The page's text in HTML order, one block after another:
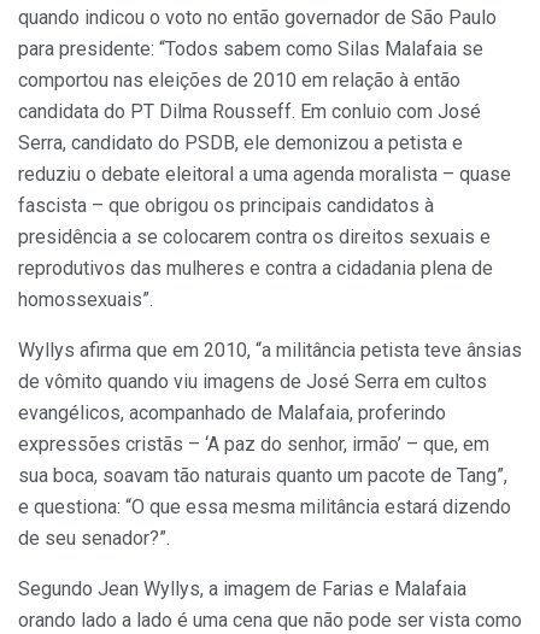
quando indicou o voto no então governador de São Paulo
para presidente: “Todos sabem como Silas Malafaia se
comportou nas eleições de 2010 em relação à então
candidata do PT Dilma Rousseff. Em conluio com José
Serra, candidato do PSDB, ele demonizou a petista e
reduziu o debate eleitoral a uma agenda moralista – quase
fascista – que obrigou os principais candidatos à
presidência a se colocarem contra os direitos sexuais e
reprodutivos das mulheres e contra a cidadania plena de
homossexuais”.
Wyllys afirma que em 2010, “a militância petista teve ânsias
de vômito quando viu imagens de José Serra em cultos
evangélicos, acompanhado de Malafaia, proferindo
expressões cristãs – ‘A paz do senhor, irmão’ – que, em
sua boca, soavam tão naturais quanto um pacote de Tang”,
e questiona: “O que essa mesma militância estará dizendo
de seu senador?”.
Segundo Jean Wyllys, a imagem de Farias e Malafaia
orando lado a lado é uma cena que não pode ser vista como